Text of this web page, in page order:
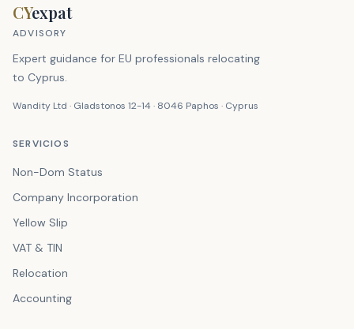
CYexpat
ADVISORY
Expert guidance for EU professionals relocating
to Cyprus.
Wandity Ltd · Gladstonos 12-14 · 8046 Paphos · Cyprus
SERVICIOS
Non-Dom Status
Company Incorporation
Yellow Slip
VAT & TIN
Relocation
Accounting